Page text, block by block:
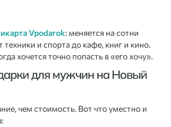
Vpodarok: меняется на сотни
и спорта до кафе, книг и кино.
хочется точно попасть в «его хочу».
для мужчин на Новый
чем стоимость. Вот что уместно и